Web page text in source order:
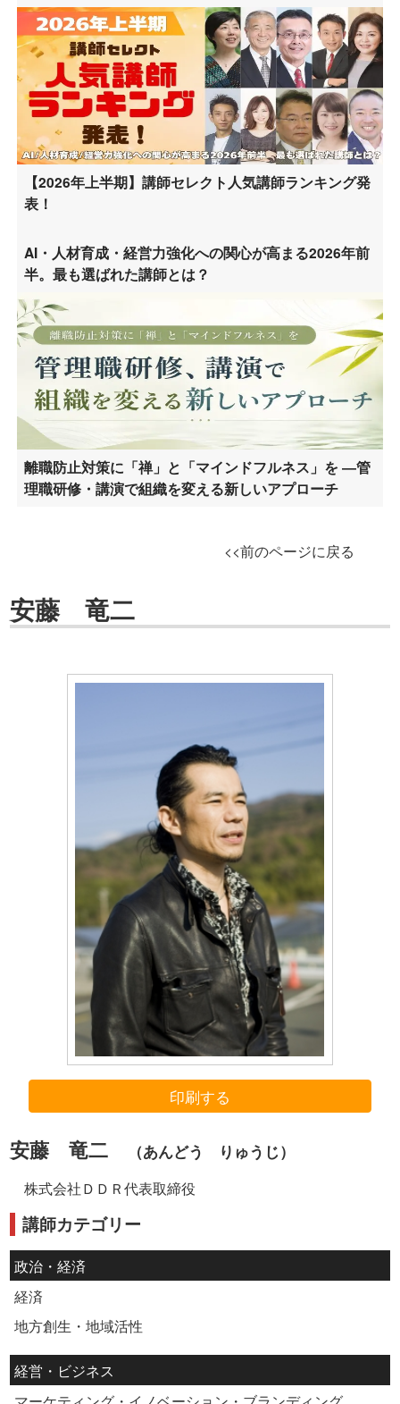
【2026年上半期】講師セレクト人気講師ランキング発
表！
AI・人材育成・経営力強化への関心が高まる2026年前
半。最も選ばれた講師とは？
離職防止対策に「禅」と「マインドフルネス」を ―管
理職研修・講演で組織を変える新しいアプローチ
<<前のページに戻る
安藤 竜二
印刷する
安藤 竜二 （あんどう りゅうじ）
株式会社ＤＤＲ代表取締役
講師カテゴリー
政治・経済
経済
地方創生・地域活性
経営・ビジネス
マーケティング・イノベーション・ブランディング